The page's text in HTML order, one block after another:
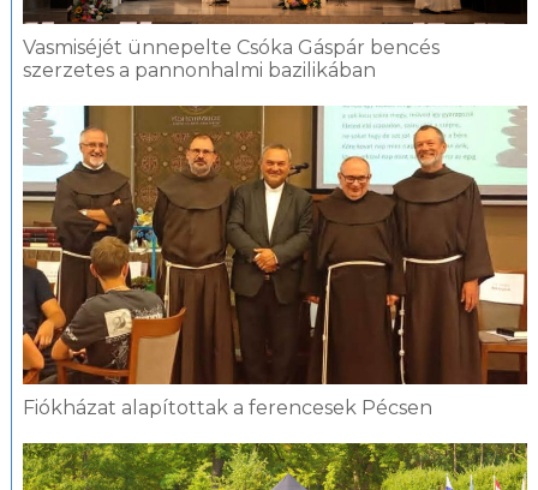
Vasmiséjét ünnepelte Csóka Gáspár bencés
szerzetes a pannonhalmi bazilikában
Fiókházat alapítottak a ferencesek Pécsen